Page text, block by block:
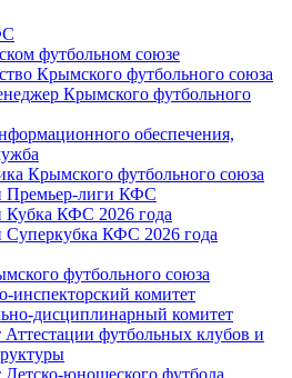
футбольном союзе
Крымского футбольного союза
Крымского футбольного
обеспечения,
Крымского футбольного союза
Премьер-лиги КФС
Кубка КФС 2026 года
Суперкубка КФС 2026 года
футбольного союза
инспекторский комитет
дисциплинарный комитет
Аттестации футбольных клубов и
Детско-юношеского футбола